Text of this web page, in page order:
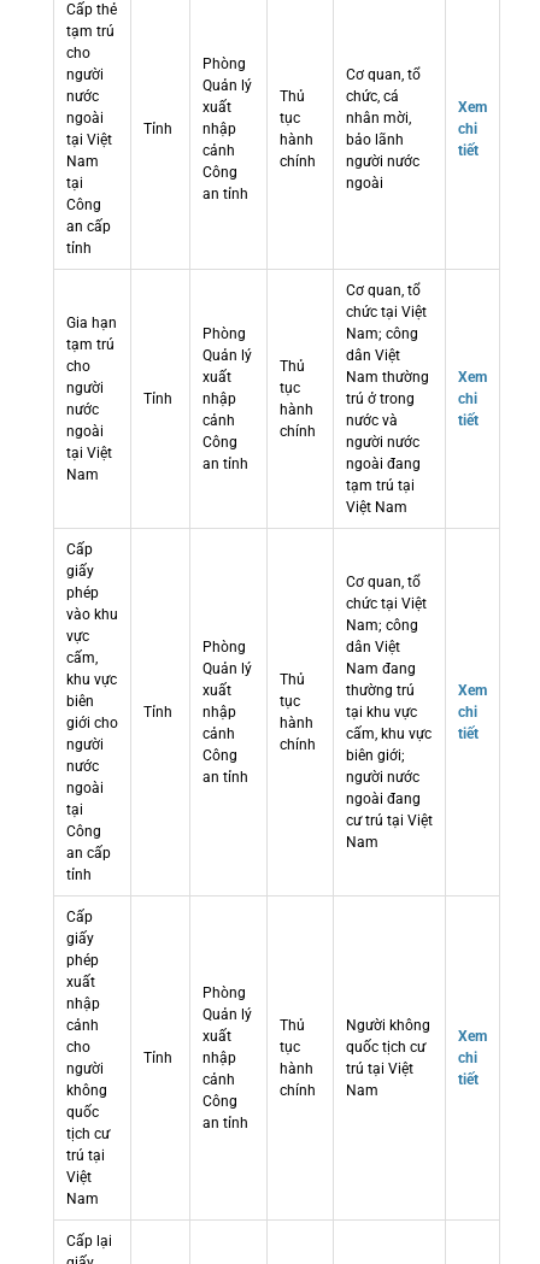
Cấp thẻ
tạm trú
cho
người
nước
ngoài
tại Việt
Nam
tại
Công
an cấp
tỉnh
Tỉnh
Phòng
Quản lý
xuất
nhập
cảnh
Công
an tỉnh
Thủ
tục
hành
chính
Cơ quan, tổ
chức, cá
nhân mời,
bảo lãnh
người nước
ngoài
Xem
chi
tiết
Gia hạn
tạm trú
cho
người
nước
ngoài
tại Việt
Nam
Tỉnh
Phòng
Quản lý
xuất
nhập
cảnh
Công
an tỉnh
Thủ
tục
hành
chính
Cơ quan, tổ
chức tại Việt
Nam; công
dân Việt
Nam thường
trú ở trong
nước và
người nước
ngoài đang
tạm trú tại
Việt Nam
Xem
chi
tiết
Cấp
giấy
phép
vào khu
vực
cấm,
khu vực
biên
giới cho
người
nước
ngoài
tại
Công
an cấp
tỉnh
Tỉnh
Phòng
Quản lý
xuất
nhập
cảnh
Công
an tỉnh
Thủ
tục
hành
chính
Cơ quan, tổ
chức tại Việt
Nam; công
dân Việt
Nam đang
thường trú
tại khu vực
cấm, khu vực
biên giới;
người nước
ngoài đang
cư trú tại Việt
Nam
Xem
chi
tiết
Cấp
giấy
phép
xuất
nhập
cảnh
cho
người
không
quốc
tịch cư
trú tại
Việt
Nam
Tỉnh
Phòng
Quản lý
xuất
nhập
cảnh
Công
an tỉnh
Thủ
tục
hành
chính
Người không
quốc tịch cư
trú tại Việt
Nam
Xem
chi
tiết
Cấp lại